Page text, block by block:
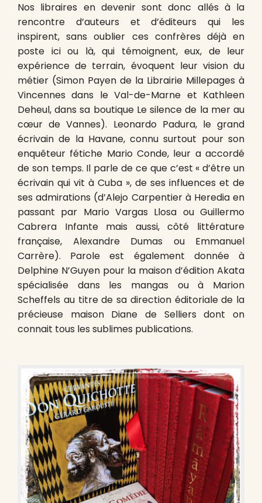
Nos libraires en devenir sont donc allés à la
rencontre d’auteurs et d’éditeurs qui les
inspirent, sans oublier ces confrères déjà en
poste ici ou là, qui témoignent, eux, de leur
expérience de terrain, évoquent leur vision du
métier (Simon Payen de la Librairie Millepages à
Vincennes dans le Val-de-Marne et Kathleen
Deheul, dans sa boutique Le silence de la mer au
cœur de Vannes). Leonardo Padura, le grand
écrivain de la Havane, connu surtout pour son
enquêteur fétiche Mario Conde, leur a accordé
de son temps. Il parle de ce que c’est « d’être un
écrivain qui vit à Cuba », de ses influences et de
ses admirations (d’Alejo Carpentier à Heredia en
passant par Mario Vargas Llosa ou Guillermo
Cabrera Infante mais aussi, côté littérature
française, Alexandre Dumas ou Emmanuel
Carrère). Parole est également donnée à
Delphine N’Guyen pour la maison d’édition Akata
spécialisée dans les mangas ou à Marion
Scheffels au titre de sa direction éditoriale de la
précieuse maison Diane de Selliers dont on
connait tous les sublimes publications.